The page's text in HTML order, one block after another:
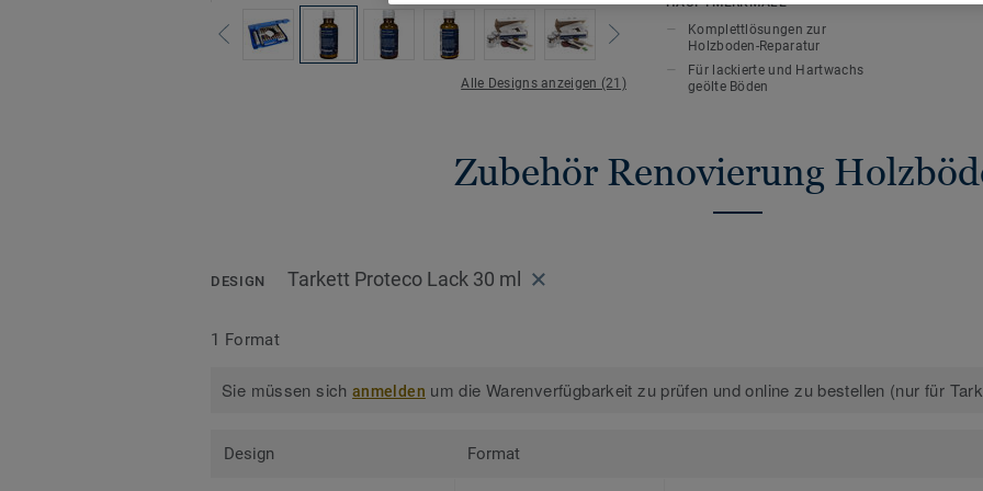
Alle Designs anzeigen (21)
Farbton zu erzielen. Der Schmelzkit
Fehlstelle aufgetragen und mit
Reparaturlack versiegelt.
Holz ist ein Naturprodukt. Abweichungen
Komplettlösungen zur
Holzboden-Reparatur
Für lackierte und Hartwachs
geölte Böden
Zubehör Renovierung
DESIGN Tarkett Proteco Lack 30 ml
1 Format
Sie müssen sichanmelden um die Warenverfügbarkeit zu prüfen und online zu bestellen (nur für
Design Format